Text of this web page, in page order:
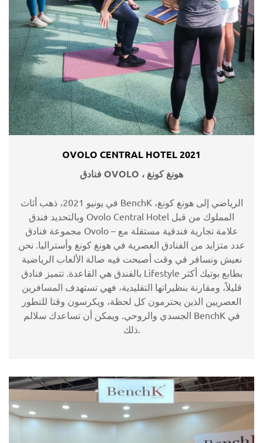
OVOLO CENTRAL HOTEL 2021
فنادق OVOLO ، هونغ كونغ
في يونيو 2021، ذهب أثاث BenchK الرياضي إلى هونغ كونغ،
وبالتحديد فندق Ovolo Central Hotel المملوك من قبل
مجموعة فنادق Ovolo – علامة تجارية فندقية مستقلة مع
عدد متزايد من الفنادق العصرية في هونغ كونغ وأستراليا. نحن
نعيش ونسافر في وقت أصبحت فيه صالة الألعاب الرياضية
بالفندق هي القاعدة. تتميز فنادق Lifestyle بطابع بوتيك أكثر
قليلاً، ومقارنة بنظيراتها التقليدية، فهي تستهدف المسافرين
العصريين الذين يحترمون كل لحظة، ويكرسون وقتا للتطور
الجسدي والروحي. ويمكن أن تساعدك سلالم BenchK في
ذلك.